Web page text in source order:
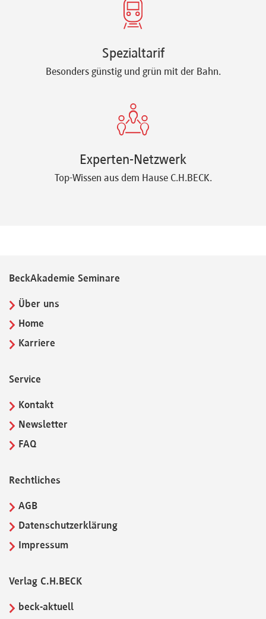
Spezialtarif
Besonders günstig und grün mit der Bahn.
Experten-Netzwerk
Top-Wissen aus dem Hause C.H.BECK.
BeckAkademie Seminare
Über uns
Home
Karriere
Service
Kontakt
Newsletter
FAQ
Rechtliches
AGB
Datenschutzerklärung
Impressum
Verlag C.H.BECK
beck-aktuell